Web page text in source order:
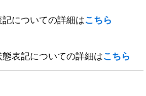
についての詳細はこちら
表記についての詳細はこちら